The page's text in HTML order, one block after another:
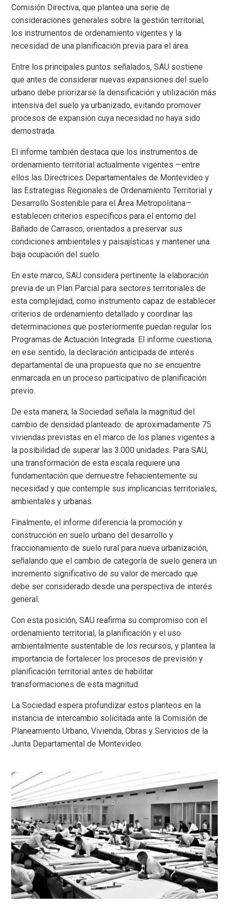
Comisión Directiva, que plantea una serie de
consideraciones generales sobre la gestión territorial,
los instrumentos de ordenamiento vigentes y la
necesidad de una planificación previa para el área.
Entre los principales puntos señalados, SAU sostiene
que antes de considerar nuevas expansiones del suelo
urbano debe priorizarse la densificación y utilización más
intensiva del suelo ya urbanizado, evitando promover
procesos de expansión cuya necesidad no haya sido
demostrada.
El informe también destaca que los instrumentos de
ordenamiento territorial actualmente vigentes —entre
ellos las Directrices Departamentales de Montevideo y
las Estrategias Regionales de Ordenamiento Territorial y
Desarrollo Sostenible para el Área Metropolitana—
establecen criterios específicos para el entorno del
Bañado de Carrasco, orientados a preservar sus
condiciones ambientales y paisajísticas y mantener una
baja ocupación del suelo.
En este marco, SAU considera pertinente la elaboración
previa de un Plan Parcial para sectores territoriales de
esta complejidad, como instrumento capaz de establecer
criterios de ordenamiento detallado y coordinar las
determinaciones que posteriormente puedan regular los
Programas de Actuación Integrada. El informe cuestiona,
en ese sentido, la declaración anticipada de interés
departamental de una propuesta que no se encuentre
enmarcada en un proceso participativo de planificación
previo.
De esta manera, la Sociedad señala la magnitud del
cambio de densidad planteado: de aproximadamente 75
viviendas previstas en el marco de los planes vigentes a
la posibilidad de superar las 3.000 unidades. Para SAU,
una transformación de esta escala requiere una
fundamentación que demuestre fehacientemente su
necesidad y que contemple sus implicancias territoriales,
ambientales y urbanas.
Finalmente, el informe diferencia la promoción y
construcción en suelo urbano del desarrollo y
fraccionamiento de suelo rural para nueva urbanización,
señalando que el cambio de categoría de suelo genera un
incremento significativo de su valor de mercado que
debe ser considerado desde una perspectiva de interés
general.
Con esta posición, SAU reafirma su compromiso con el
ordenamiento territorial, la planificación y el uso
ambientalmente sustentable de los recursos, y plantea la
importancia de fortalecer los procesos de previsión y
planificación territorial antes de habilitar
transformaciones de esta magnitud.
La Sociedad espera profundizar estos planteos en la
instancia de intercambio solicitada ante la Comisión de
Planeamiento Urbano, Vivienda, Obras y Servicios de la
Junta Departamental de Montevideo.